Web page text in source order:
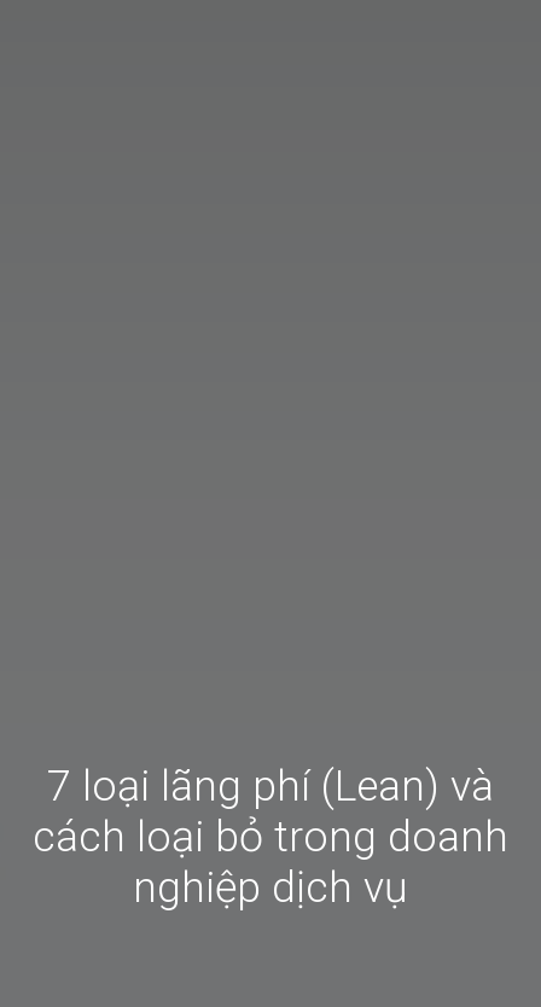
7 loại lãng phí (Lean) và
cách loại bỏ trong doanh
nghiệp dịch vụ